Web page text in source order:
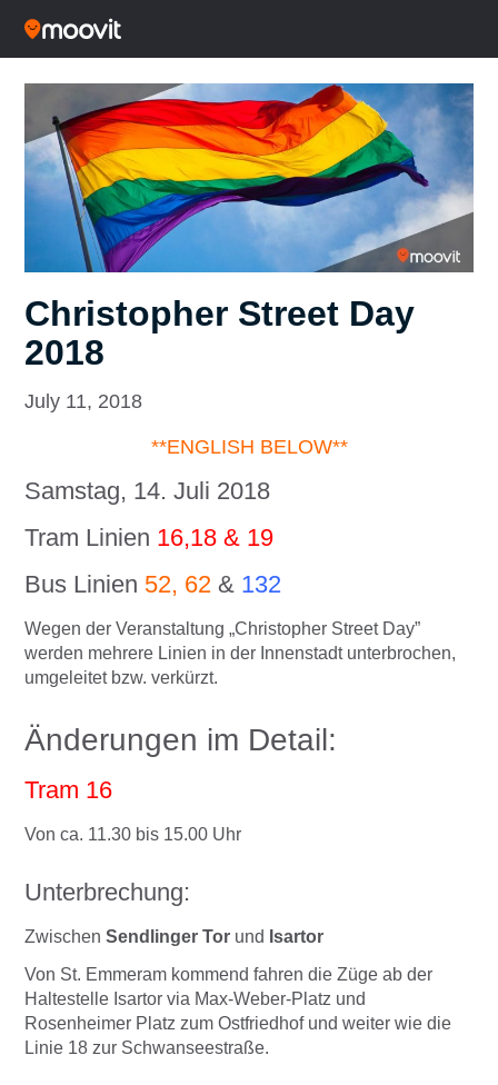
Christopher Street Day
2018
July 11, 2018
**ENGLISH BELOW**
Samstag, 14. Juli 2018
Tram Linien 16,18 & 19
Bus Linien 52, 62 & 132
Wegen der Veranstaltung „Christopher Street Day”
werden mehrere Linien in der Innenstadt unterbrochen,
umgeleitet bzw. verkürzt.
Änderungen im Detail:
Tram 16
Von ca. 11.30 bis 15.00 Uhr
Unterbrechung:
Zwischen Sendlinger Tor und Isartor
Von St. Emmeram kommend fahren die Züge ab der
Haltestelle Isartor via Max-Weber-Platz und
Rosenheimer Platz zum Ostfriedhof und weiter wie die
Linie 18 zur Schwanseestraße.